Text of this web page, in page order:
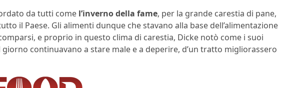
da tutti come l’inverno della fame, per la grande carestia di pane,
il Paese. Gli alimenti dunque che stavano alla base dell’alimentazione
e proprio in questo clima di carestia, Dicke notò come i suoi
continuavano a stare male e a deperire, d’un tratto migliorassero